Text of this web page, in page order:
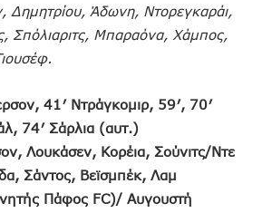
Δημητρίου, Άδωνη, Ντορεγκαράι,
Σπόλιαριτς, Μπαραόνα, Χάμπος,
41′ Ντράγκομιρ, 59′, 70′
74′ Σάρλια (αυτ.)
Λουκάσεν, Κορέια, Σούνιτς/Ντε
Σάντος, Βεϊσμπέκ, Λαμ
Πάφος FC)/ Αυγουστή